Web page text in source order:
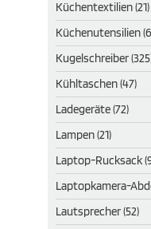
Küchentextilien (21)
Küchenutensilien
Kugelschreiber
Kühltaschen (47)
Ladegeräte (72)
Lampen (21)
Laptop-Rucksack
Laptopkamera-
Lautsprecher (52)